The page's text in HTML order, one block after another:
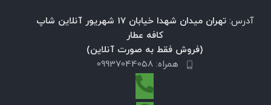
آدرس:
تهران میدان شهدا خیابان 17 شهریور آنلاین شاپ
کافه عطار
(فروش فقط به صورت آنلاین)
همراه: 09937044058